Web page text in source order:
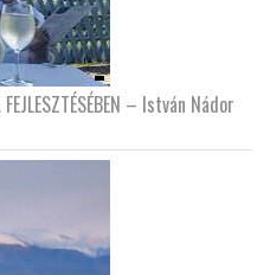
– István Nádor